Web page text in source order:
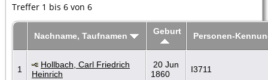
Treffer 1 bis 6 von 6
Nachname, Taufnamen Geburt Personen-
1
Hollbach, Carl Friedrich
Heinrich
20 Jun
1860
I3711